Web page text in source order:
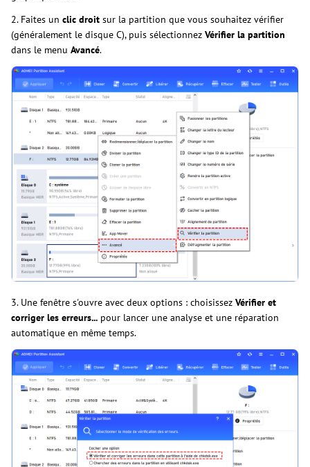
2. Faites un clic droit sur la partition que vous souhaitez vérifier
(généralement le disque C), puis sélectionnez Vérifier la partition
dans le menu Avancé.
3. Une fenêtre s'ouvre avec deux options : choisissez Vérifier et
corriger les erreurs... pour lancer une analyse et une réparation
automatique en même temps.